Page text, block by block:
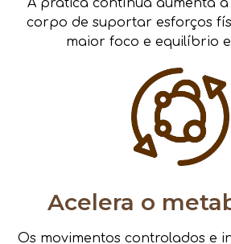
corpo de suportar esforços
maior foco e equilíbrio
Acelera o
Os movimentos controlados e